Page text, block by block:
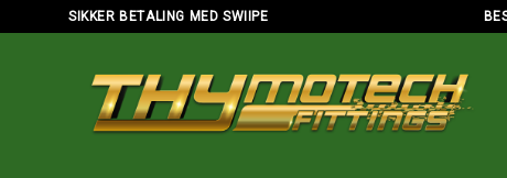
to
SIKKER BETALING MED SWIIPE